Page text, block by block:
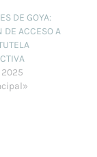
DE GOYA:
DE ACCESO A
2025